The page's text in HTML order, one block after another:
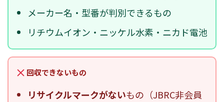
メーカー名・型番が判別できるもの
リチウムイオン・ニッケル水素・ニカド電池
回収できないもの
リサイクルマークがないもの（JBRC非会員